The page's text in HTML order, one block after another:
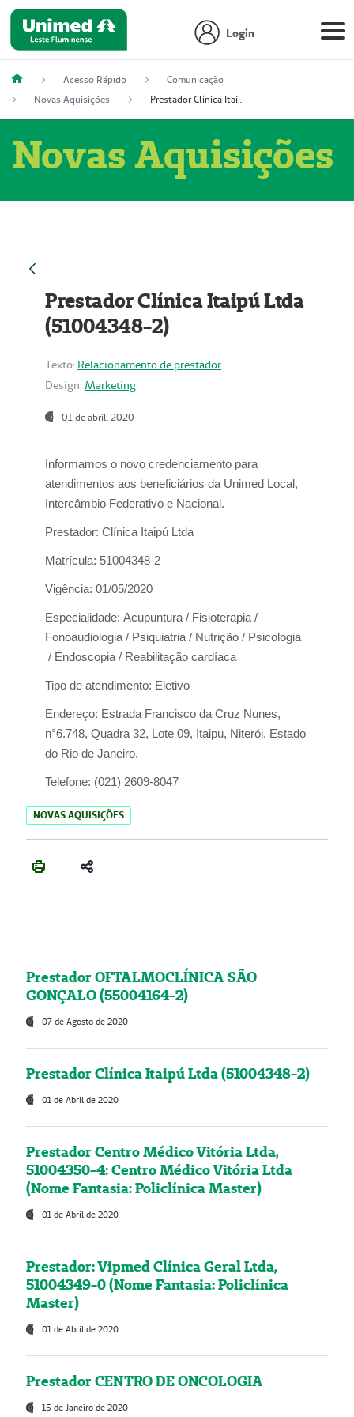
Login
Acesso Rápido
Comunicação
Novas Aquisições
Prestador Clínica Itaipú Ltda (51004348-2)
Novas Aquisições
Prestador Clínica Itaipú Ltda
(51004348-2)
Texto: Relacionamento de prestador
Design: Marketing
01 de abril, 2020
Informamos o novo credenciamento para
atendimentos aos beneficiários da Unimed Local,
Intercâmbio Federativo e Nacional.
Prestador: Clínica Itaipú Ltda
Matrícula: 51004348-2
Vigência: 01/05/2020
Especialidade: Acupuntura / Fisioterapia /
Fonoaudiologia / Psiquiatria / Nutrição / Psicologia
/ Endoscopia / Reabilitação cardíaca
Tipo de atendimento: Eletivo
Endereço: Estrada Francisco da Cruz Nunes,
n°6.748, Quadra 32, Lote 09, Itaipu, Niterói, Estado
do Rio de Janeiro.
Telefone: (021) 2609-8047
NOVAS AQUISIÇÕES
Prestador OFTALMOCLÍNICA SÃO
GONÇALO (55004164-2)
07 de Agosto de 2020
Prestador Clínica Itaipú Ltda (51004348-2)
01 de Abril de 2020
Prestador Centro Médico Vitória Ltda,
51004350-4: Centro Médico Vitória Ltda
(Nome Fantasia: Policlínica Master)
01 de Abril de 2020
Prestador: Vipmed Clínica Geral Ltda,
51004349-0 (Nome Fantasia: Policlínica
Master)
01 de Abril de 2020
Prestador CENTRO DE ONCOLOGIA
15 de Janeiro de 2020